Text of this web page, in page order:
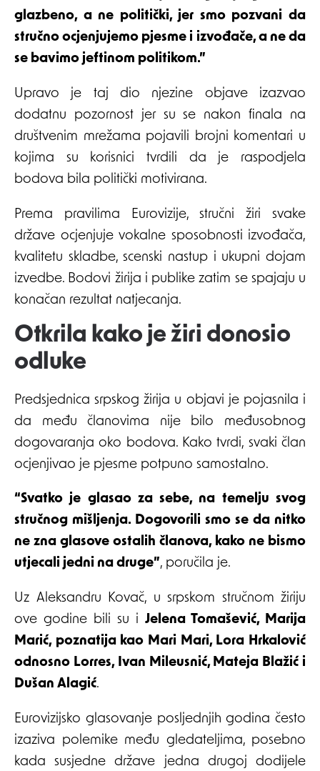
glazbeno, a ne politički, jer smo pozvani da
stručno ocjenjujemo pjesme i izvođače, a ne da
se bavimo jeftinom politikom.”
Upravo je taj dio njezine objave izazvao
dodatnu pozornost jer su se nakon finala na
društvenim mrežama pojavili brojni komentari u
kojima su korisnici tvrdili da je raspodjela
bodova bila politički motivirana.
Prema pravilima Eurovizije, stručni žiri svake
države ocjenjuje vokalne sposobnosti izvođača,
kvalitetu skladbe, scenski nastup i ukupni dojam
izvedbe. Bodovi žirija i publike zatim se spajaju u
konačan rezultat natjecanja.
Otkrila kako je žiri donosio
odluke
Predsjednica srpskog žirija u objavi je pojasnila i
da među članovima nije bilo međusobnog
dogovaranja oko bodova. Kako tvrdi, svaki član
ocjenjivao je pjesme potpuno samostalno.
“Svatko je glasao za sebe, na temelju svog
stručnog mišljenja. Dogovorili smo se da nitko
ne zna glasove ostalih članova, kako ne bismo
utjecali jedni na druge”, poručila je.
Uz Aleksandru Kovač, u srpskom stručnom žiriju
ove godine bili su i Jelena Tomašević, Marija
Marić, poznatija kao Mari Mari, Lora Hrkalović
odnosno Lorres, Ivan Mileusnić, Mateja Blažić i
Dušan Alagić.
Eurovizijsko glasovanje posljednjih godina često
izaziva polemike među gledateljima, posebno
kada susjedne države jedna drugoj dodijele